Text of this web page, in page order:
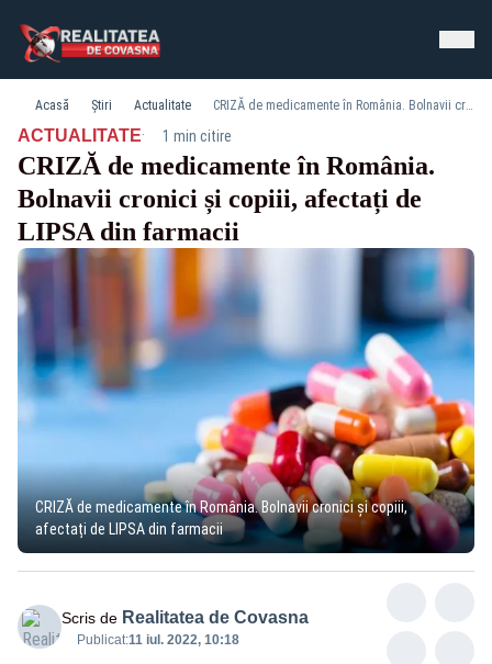
Acasă Știri Actualitate CRIZĂ de medicamente în România. Bolnavii cronici și copiii, afectați de LIPSA din farmacii
ACTUALITATE· 1 min citire
CRIZĂ de medicamente în România.
Bolnavii cronici și copiii, afectați de
LIPSA din farmacii
CRIZĂ de medicamente în România. Bolnavii cronici și copiii,
afectați de LIPSA din farmacii
Scris de Realitatea de Covasna
Publicat:11 iul. 2022, 10:18